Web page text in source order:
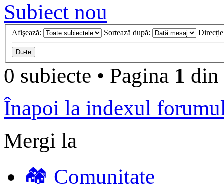
Subiect nou
Afişează: Sortează după:
0 subiecte • Pagina 1 din
Înapoi la indexul
Mergi la
🏘️ Comunitate